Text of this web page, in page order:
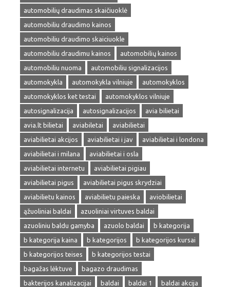
automobilių draudimas skaičiuoklė
automobiliu draudimo kainos
automobiliu draudimo skaiciuokle
automobiliu draudimu kainos
automobilių kainos
automobiliu nuoma
automobiliu signalizacijos
automokykla
automokykla vilniuje
automokyklos
automokyklos ket testai
automokyklos vilniuje
autosignalizacija
autosignalizacijos
avia bilietai
avia.lt bilietai
aviabiletai
aviabilietai
aviabilietai akcijos
aviabilietai i jav
aviabilietai i londona
aviabilietai i milana
aviabilietai i osla
aviabilietai internetu
aviabilietai pigiau
aviabilietai pigus
aviabilietai pigus skrydziai
aviabilietu kainos
aviabilietu paieska
aviobilietai
ąžuoliniai baldai
azuoliniai virtuves baldai
azuoliniu baldu gamyba
azuolo baldai
b kategorija
b kategorija kaina
b kategorijos
b kategorijos kursai
b kategorijos teises
b kategorijos testai
bagažas lėktuve
bagazo draudimas
bakterijos kanalizacijai
baldai baldai 1
baldai akcija